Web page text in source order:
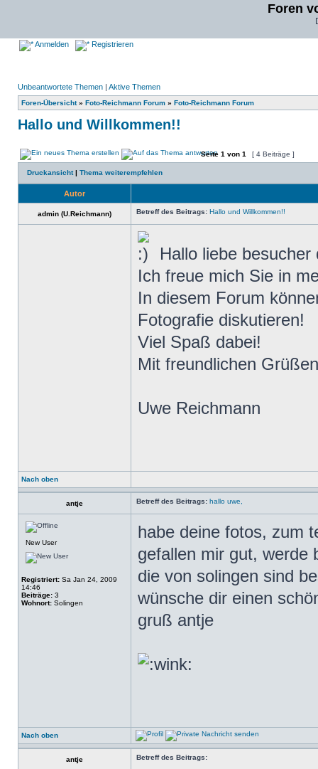
Foren
Anmelden Registrieren
Unbeantwortete Themen | Aktive Themen
Foren-Übersicht» Foto-Reichmann Forum » Foto-Reichmann Forum
Hallo und Willkommen!!
Seite 1 von 1 [ 4 Beiträge ]
Druckansicht| Thema weiterempfehlen
Autor
admin (U.Reichmann) Betreff des Beitrags: Hallo und Willkommen!!
Hallo liebe
Ich freue mich Sie in
In diesem Forum
Fotografie diskutieren!
Viel Spaß dabei!
Mit freundlichen
Uwe Reichmann
Nach oben
antje Betreff des Beitrags: hallo uwe,
New User
Registriert: Sa Jan 24, 2009
14:46
Beiträge: 3
Wohnort: Solingen
habe deine fotos, zum
gefallen mir gut, werde
die von solingen sind
wünsche dir einen
gruß antje
Nach oben
antje Betreff des Beitrags: